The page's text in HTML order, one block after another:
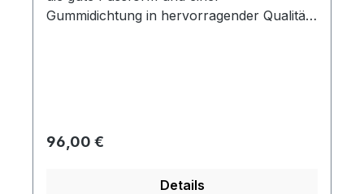
Gummidichtung in hervorragender Qualität
Regulärer Preis:
96,00 €
Details